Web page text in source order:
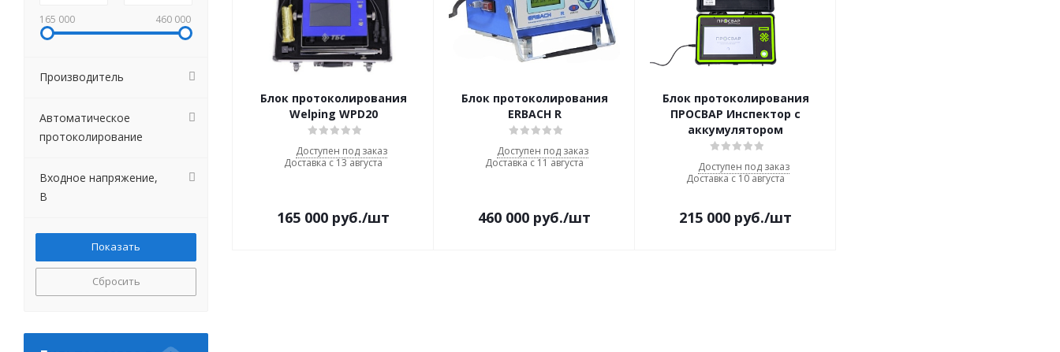
Блок протоколирования
Welping WPD20
Доступен под заказ
Доставка с 13 августа
165 000 руб./шт
Блок протоколирования
ERBACH R
Доступен под заказ
Доставка с 11 августа
460 000 руб./шт
Блок протоколирования
ПРОСВАР Инспектор с
аккумулятором
Доступен под заказ
Доставка с 10 августа
215 000 руб./шт
165 000 460 000
Производитель
Автоматическое
протоколирование
Входное напряжение,
В
Сбросить